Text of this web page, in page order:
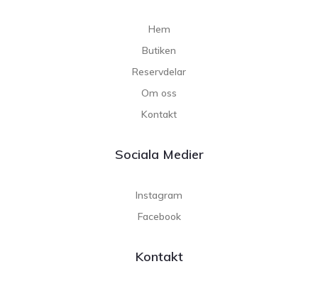
Hem
Butiken
Reservdelar
Om oss
Kontakt
Sociala Medier
Instagram
Facebook
Kontakt